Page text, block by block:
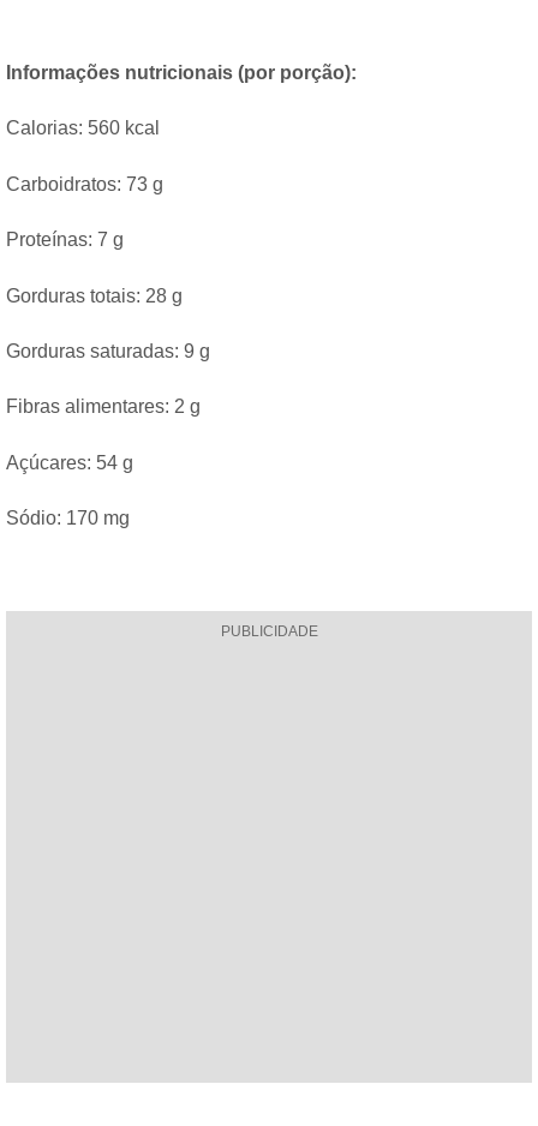
Informações nutricionais (por porção):
Calorias: 560 kcal
Carboidratos: 73 g
Proteínas: 7 g
Gorduras totais: 28 g
Gorduras saturadas: 9 g
Fibras alimentares: 2 g
Açúcares: 54 g
Sódio: 170 mg
PUBLICIDADE